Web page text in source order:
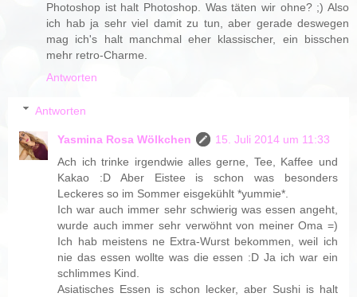
Photoshop ist halt Photoshop. Was täten wir ohne? ;) Also
ich hab ja sehr viel damit zu tun, aber gerade deswegen
mag ich's halt manchmal eher klassischer, ein bisschen
mehr retro-Charme.
Antworten
Antworten
Yasmina Rosa Wölkchen
15. Juli 2014 um 11:33
Ach ich trinke irgendwie alles gerne, Tee, Kaffee und
Kakao :D Aber Eistee is schon was besonders
Leckeres so im Sommer eisgekühlt *yummie*.
Ich war auch immer sehr schwierig was essen angeht,
wurde auch immer sehr verwöhnt von meiner Oma =)
Ich hab meistens ne Extra-Wurst bekommen, weil ich
nie das essen wollte was die essen :D Ja ich war ein
schlimmes Kind.
Asiatisches Essen is schon lecker, aber Sushi is halt